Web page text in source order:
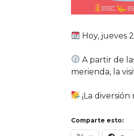
Hoy, jueves
A partir de
merienda, la
¡La diversión
Comparte esto: